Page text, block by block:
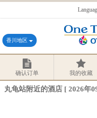
香川地区
确认订单 我的收藏
丸龟站附近的酒店 [ 2026年